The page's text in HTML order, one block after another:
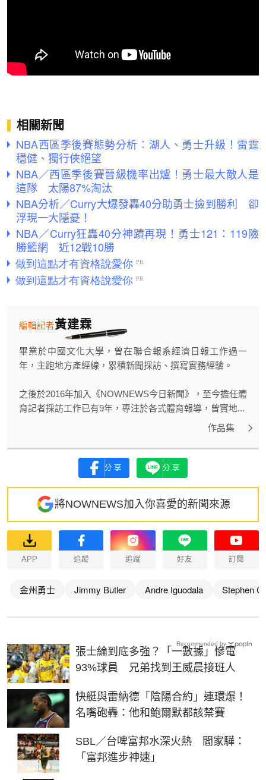
相關新聞
NBA西區季後賽態勢分析：湖人、勇士升級！雷霆
穩健、獨行俠絕望
NBA／西區季後賽晉級機率出爐！勇士最大敵人是
這隊 太陽87%淘汰
NBA分析／Curry大爆發轟40分助勇士撿到勝利 卻
浮現一大隱憂！
NBA／Curry狂轟40分神蹟再現！勇士121：119險
勝籃網 近12戰10勝
黃建霖
編輯記者
畢業於中國文化大學，曾在聯合報系經濟日報工作過一
年，主跑地方產經線，累積新聞採訪、撰寫實務經驗。
之後於2016年加入《NOWNEWS今日新聞》，至今擔任體
育記者採訪工作已有9年，專注於各式體育報導，曾實地...
作品集
分享 分享
將NOWNEWS加入你喜愛的新聞來源
APP 追蹤 追蹤 好友 訂閱
金州勇士 Jimmy Butler Andre Iguodala Stephen
張士綸到底多強？「一數據」慘電
93%球員 兄弟找到王威晨接班人
快艇與雷納德「陰陽合約」連環爆！
名嘴砲轟：他和鮑爾默都該禁賽
SBL／台啤富邦水深火熱 閻家驊：
「富邦進步神速」
Recommended by